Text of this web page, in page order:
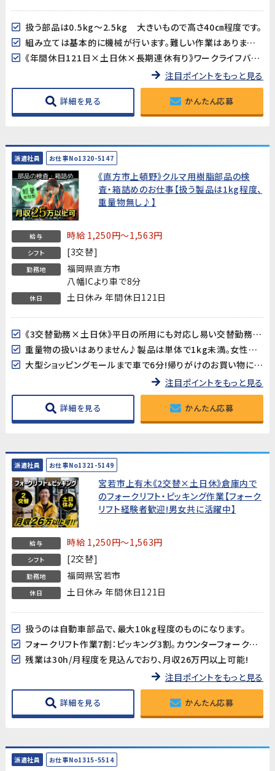
扱う部品は0.5kg～2.5kg 大きいもので高さ40㎝程度です。
組み立ては基本的に機械が行います。難しい作業はありませんので工場未経験の方も始め易いお仕事です!
《年間休日121日×土日休×長期連休有り》ワークライフバランスも取り易い♪
注目ポイントをもっと見る
詳細を見る かんたん応募
派遣社員 お仕事No1320-5147
《直方市上頓野》クルマ用樹脂部品の検
査・箱詰めのお仕事【扱う製品は1kg程度、
重量物無し♪】
給与 時給 1,250円～1,563円
シフト [3交替]
勤務地
福岡県直方市
八幡ICより車で8分
休日 土日休み 年間休日121日
《3交替勤務×土日休》平日の所用にも対応し易い交替勤務です♪
重量物の扱いはありません♪製品は単体で1kg未満。女性も安心♪
大型ショッピングモールまで車で6分!帰りがけのお買い物にも便利♪
注目ポイントをもっと見る
詳細を見る かんたん応募
派遣社員 お仕事No1321-5149
宮若市上有木《2交替×土日休》倉庫内で
のフォークリフト・ピッキング作業【フォーク
リフト経験者歓迎!男女共に活躍中】
給与 時給 1,250円～1,563円
シフト [2交替]
勤務地 福岡県宮若市
休日 土日休み 年間休日121日
扱うのは自動車部品で、最大10kg程度のものになります。
フォークリフト作業7割：ピッキング3割。カウンターフォークを使用します。
残業は30h/月程度を見込んでおり、月収26万円以上可能!
注目ポイントをもっと見る
詳細を見る かんたん応募
派遣社員 お仕事No1315-5514